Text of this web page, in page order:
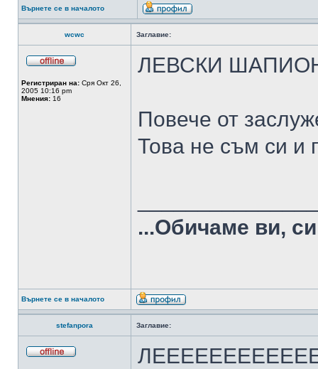
Върнете се в началото
wcwc Заглавие:
Регистриран на: Сря Окт 26,
2005 10:16 pm
Мнения: 16
ЛЕВСКИ
Повече от
Това не съм си и
...Обичаме ви,
Върнете се в началото
stefanpora Заглавие: